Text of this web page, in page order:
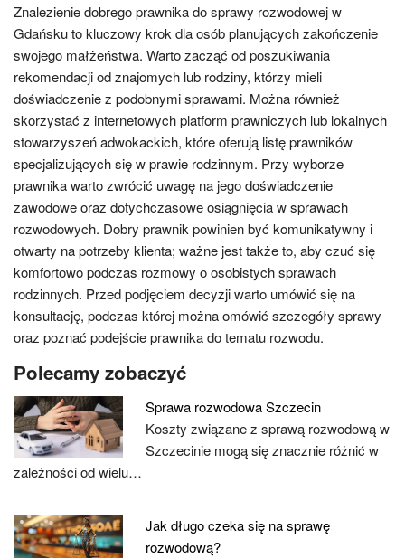
Znalezienie dobrego prawnika do sprawy rozwodowej w
Gdańsku to kluczowy krok dla osób planujących zakończenie
swojego małżeństwa. Warto zacząć od poszukiwania
rekomendacji od znajomych lub rodziny, którzy mieli
doświadczenie z podobnymi sprawami. Można również
skorzystać z internetowych platform prawniczych lub lokalnych
stowarzyszeń adwokackich, które oferują listę prawników
specjalizujących się w prawie rodzinnym. Przy wyborze
prawnika warto zwrócić uwagę na jego doświadczenie
zawodowe oraz dotychczasowe osiągnięcia w sprawach
rozwodowych. Dobry prawnik powinien być komunikatywny i
otwarty na potrzeby klienta; ważne jest także to, aby czuć się
komfortowo podczas rozmowy o osobistych sprawach
rodzinnych. Przed podjęciem decyzji warto umówić się na
konsultację, podczas której można omówić szczegóły sprawy
oraz poznać podejście prawnika do tematu rozwodu.
Polecamy zobaczyć
Sprawa rozwodowa Szczecin
Koszty związane z sprawą rozwodową w
Szczecinie mogą się znacznie różnić w
zależności od wielu…
Jak długo czeka się na sprawę
rozwodową?